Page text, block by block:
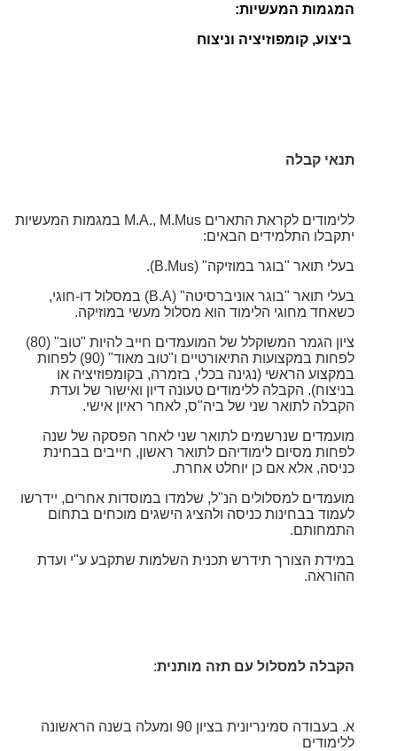
המגמות המעשיות:
ביצוע, קומפוזיציה וניצוח
תנאי קבלה
ללימודים לקראת התארים M.A., M.Mus במגמות המעשיות
יתקבלו התלמידים הבאים:
בעלי תואר "בוגר במוזיקה" (B.Mus).
בעלי תואר "בוגר אוניברסיטה" (B.A) במסלול דו-חוגי,
כשאחד מחוגי הלימוד הוא מסלול מעשי במוזיקה.
ציון הגמר המשוקלל של המועמדים חייב להיות "טוב" (80)
לפחות במקצועות התיאורטיים ו"טוב מאוד" (90) לפחות
במקצוע הראשי (נגינה בכלי, בזמרה, בקומפוזיציה או
בניצוח). הקבלה ללימודים טעונה דיון ואישור של ועדת
הקבלה לתואר שני של ביה"ס, לאחר ראיון אישי.
מועמדים שנרשמים לתואר שני לאחר הפסקה של שנה
לפחות מסיום לימודיהם לתואר ראשון, חייבים בבחינת
כניסה, אלא אם כן יוחלט אחרת.
מועמדים למסלולים הנ"ל, שלמדו במוסדות אחרים, יידרשו
לעמוד בבחינות כניסה ולהציג הישגים מוכחים בתחום
התמחותם.
במידת הצורך תידרש תכנית השלמות שתקבע ע"י ועדת
ההוראה.
הקבלה למסלול עם תזה מותנית:
א. בעבודה סמינריונית בציון 90 ומעלה בשנה הראשונה
ללימודים